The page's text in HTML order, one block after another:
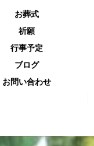
お葬式
祈願
行事予定
ブログ
お問い合わせ